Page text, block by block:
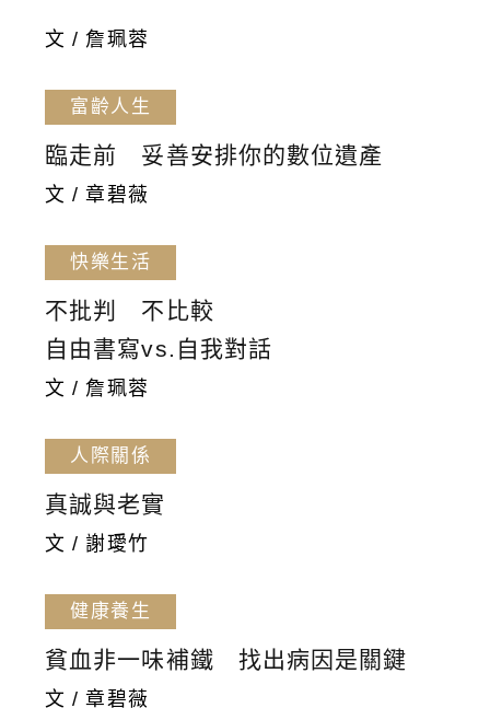
文 / 詹珮蓉
富齡人生
臨走前 妥善安排你的數位遺產
文 / 章碧薇
快樂生活
不批判 不比較
自由書寫vs.自我對話
文 / 詹珮蓉
人際關係
真誠與老實
文 / 謝璦竹
健康養生
貧血非一味補鐵 找出病因是關鍵
文 / 章碧薇